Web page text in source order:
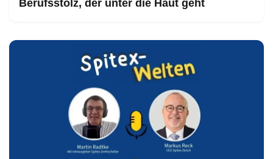
Berufsstolz, der unter die Haut geht